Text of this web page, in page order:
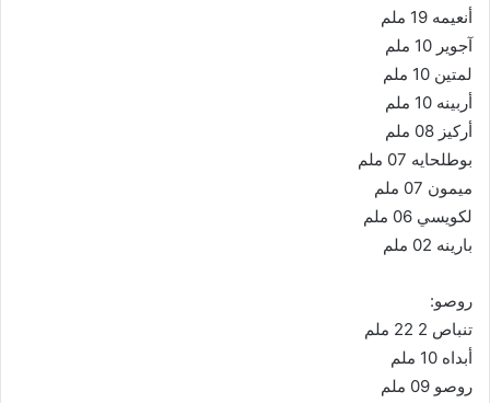
أنعيمه 19 ملم
آجوير 10 ملم
لمتين 10 ملم
أربينه 10 ملم
أركيز 08 ملم
بوطلحايه 07 ملم
ميمون 07 ملم
لكويسي 06 ملم
بارينه 02 ملم
روصو:
تنباص 2 22 ملم
أبداه 10 ملم
روصو 09 ملم